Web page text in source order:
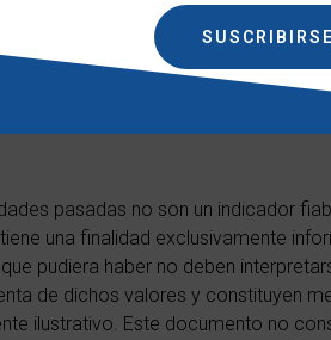
condiciones de venta
especializado de un equipo
el valor de tu negocio,
pasadas no son un indicador
una finalidad exclusivamente
pudiera haber no deben
de dichos valores y constituyen
ilustrativo. Este documento no
SUSCRIBIRSE